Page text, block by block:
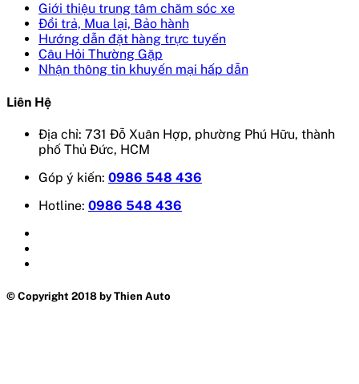
Giới thiệu trung tâm chăm sóc xe
Đổi trả, Mua lại, Bảo hành
Hướng dẫn đặt hàng trực tuyến
Câu Hỏi Thường Gặp
Nhận thông tin khuyến mại hấp dẫn
Liên Hệ
Địa chỉ: 731 Đỗ Xuân Hợp, phường Phú Hữu, thành
phố Thủ Đức, HCM
Góp ý kiến: 0986 548 436
Hotline: 0986 548 436
© Copyright 2018 by Thien Auto